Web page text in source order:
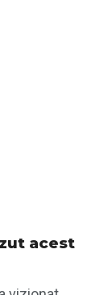
acest